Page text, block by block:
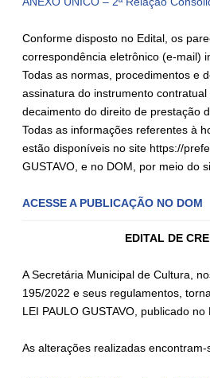
Conforme disposto no Edital, os
correspondência eletrônico (e‐mail)
Todas as normas, procedimentos e
assinatura do instrumento
decaimento do direito de prestação
Todas as informações referentes à
estão disponíveis no site https://
GUSTAVO, e no DOM, por meio do
ACESSE A PUBLICAÇÃO NO DOM
EDITAL DE
A Secretária Municipal de Cultura,
195/2022 e seus regulamentos,
LEI PAULO GUSTAVO, publicado
As alterações realizadas